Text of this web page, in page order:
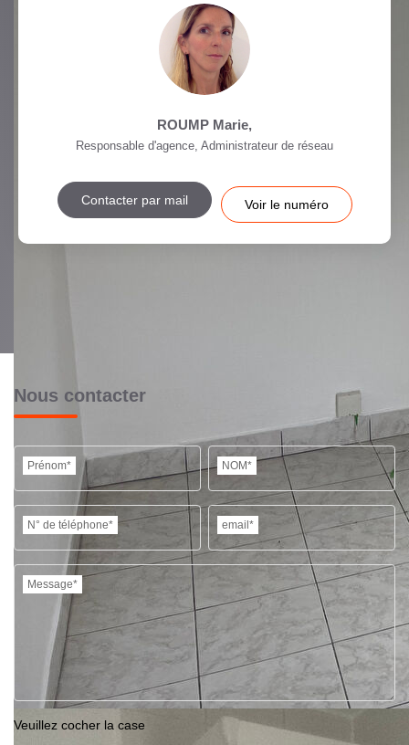
ROUMP Marie,
Responsable d'agence, Administrateur de réseau
Contacter par mail Voir le numéro
Nous contacter
Prénom* NOM*
N° de téléphone* email*
Message*
Veuillez cocher la case